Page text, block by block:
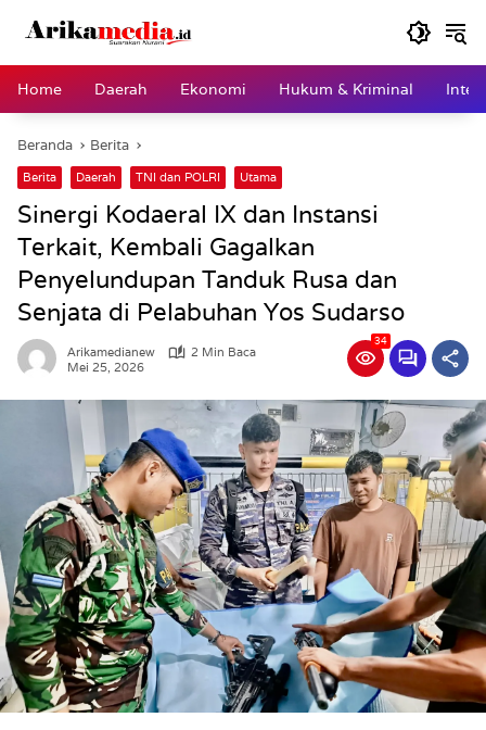
Home
Daerah Ekonomi Hukum & Kriminal
Beranda Berita
Berita Daerah TNI dan POLRI Utama
Sinergi Kodaeral IX dan Instansi
Terkait, Kembali Gagalkan
Penyelundupan Tanduk Rusa dan
Senjata di Pelabuhan Yos Sudarso
Arikamedianew
2 Min Baca
Mei 25, 2026
34